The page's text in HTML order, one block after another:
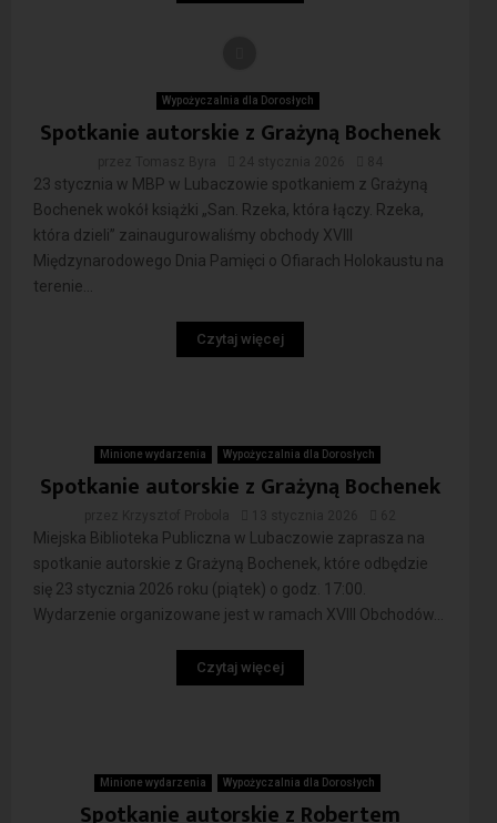
Wypożyczalnia dla Dorosłych
Spotkanie autorskie z Grażyną Bochenek
23 stycznia w MBP w Lubaczowie spotkaniem z Grażyną
Bochenek wokół książki „San. Rzeka, która łączy. Rzeka,
która dzieli” zainaugurowaliśmy obchody XVIII
Międzynarodowego Dnia Pamięci o Ofiarach Holokaustu na
terenie...
Czytaj więcej
Minione wydarzenia Wypożyczalnia dla Dorosłych
Spotkanie autorskie z Grażyną Bochenek
Miejska Biblioteka Publiczna w Lubaczowie zaprasza na
spotkanie autorskie z Grażyną Bochenek, które odbędzie
się 23 stycznia 2026 roku (piątek) o godz. 17:00.
Wydarzenie organizowane jest w ramach XVIII Obchodów...
Czytaj więcej
Minione wydarzenia Wypożyczalnia dla Dorosłych
Spotkanie autorskie z Robertem